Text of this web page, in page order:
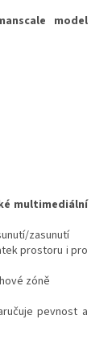
model
multimediální
zasunutí
prostoru i pro
zóně
pevnost a